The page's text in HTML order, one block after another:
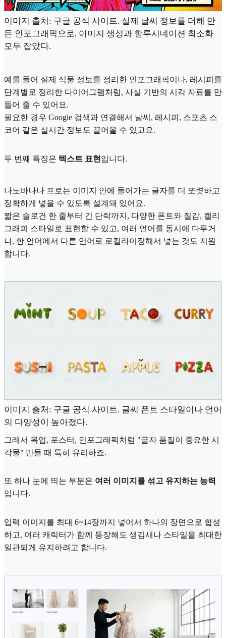
이미지 출처: 구글 공식 사이트. 실제 날씨 정보를 더해 만
든 인포그래픽으로, 이미지 생성과 할루시네이션 최소화
모두 잡았다.
예를 들어 실제 식물 정보를 정리한 인포그래픽이나, 레시피를
단계별로 정리한 다이어그램처럼, 사실 기반의 시각 자료를 만
들어 줄 수 있어요.
필요한 경우 Google 검색과 연결해서 날씨, 레시피, 스포츠 스
코어 같은 실시간 정보도 끌어올 수 있고요.
두 번째 특징은 텍스트 표현 입니다.
나노바나나 프로는 이미지 안에 들어가는 글자를 더 또렷하고
정확하게 넣을 수 있도록 설계돼 있어요.
짧은 슬로건 한 줄부터 긴 단락까지, 다양한 폰트와 질감, 캘리
그래피 스타일로 표현할 수 있고, 여러 언어를 동시에 다루거
나, 한 언어에서 다른 언어로 로컬라이징해서 넣는 것도 지원
합니다.
이미지 출처: 구글 공식 사이트. 글씨 폰트 스타일이나 언어
의 다양성이 높아졌다.
그래서 목업, 포스터, 인포그래픽처럼 "글자 품질이 중요한 시
각물" 만들 때 특히 유리하죠.
또 하나 눈에 띄는 부분은 여러 이미지를 섞고 유지하는 능력
입니다.
입력 이미지를 최대 6~14장까지 넣어서 하나의 장면으로 합성
하고, 여러 캐릭터가 함께 등장해도 생김새나 스타일을 최대한
일관되게 유지하려고 합니다.